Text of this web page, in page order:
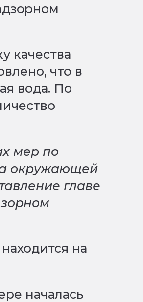
качества
что в
вода. По
мер по
окружающей
главе
на
началась